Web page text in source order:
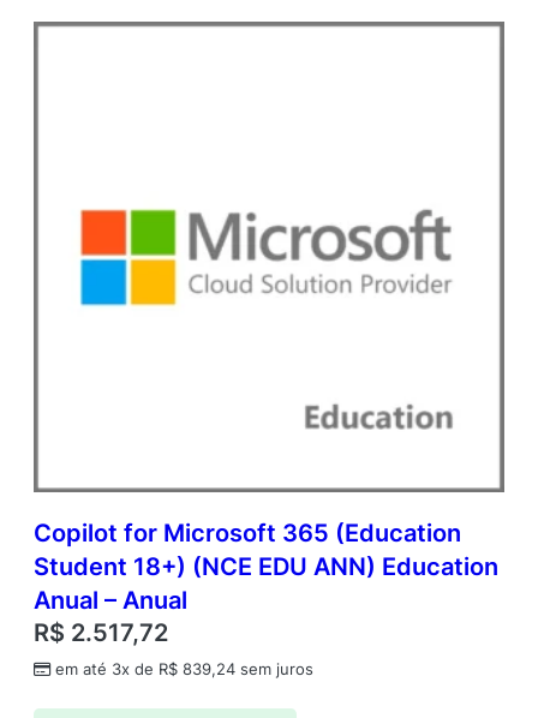
Copilot for Microsoft 365 (Education
Student 18+) (NCE EDU ANN) Education
Anual – Anual
R$ 2.517,72
em até 3x de R$ 839,24 sem juros